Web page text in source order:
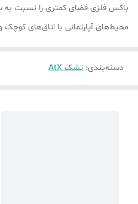
باکس فلزی فضای کمتری را نسبت
محیط‌های آپارتمانی با اتاق‌های
دسته‌بندی: تشک AtX